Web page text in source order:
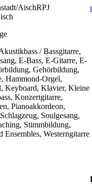
RPJ
/ Bassgitarre,
E-Bass, E-Gitarre, E-
Gehörbildung,
Hammond-Orgel,
Keyboard, Klavier, Kleine
Konzertgitarre,
Pianoakkordeon,
Soulgesang,
Stimmbildung,
Ensembles, Westerngitarre